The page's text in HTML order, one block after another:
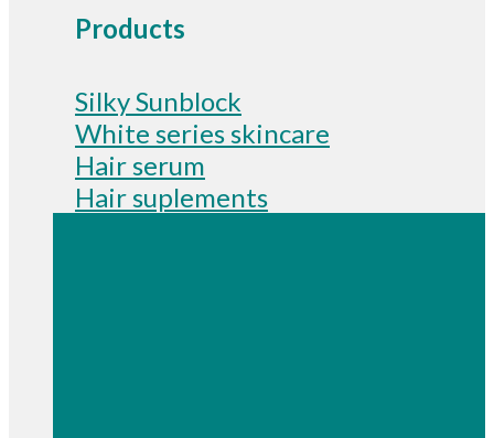
Products
Silky Sunblock
White series skincare
Hair serum
Hair suplements